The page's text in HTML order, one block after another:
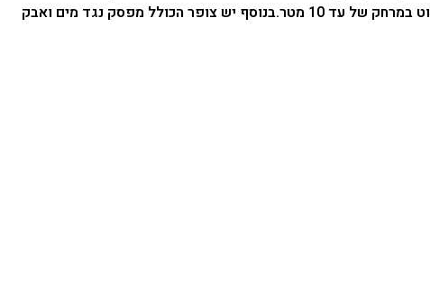
בנוסף יש צופר הכולל מפסק נגד מים ואבק